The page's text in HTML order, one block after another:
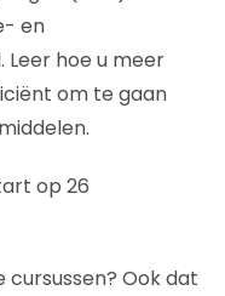
en
hoe u meer
om te gaan
op 26
cursussen? Ook dat